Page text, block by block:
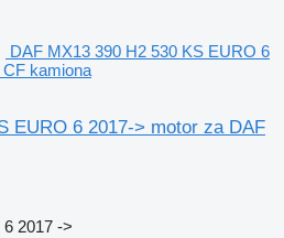
DAF MX13 390 H2 530 KS EURO 6
kamiona
EURO 6 2017-> motor za DAF
2017 ->